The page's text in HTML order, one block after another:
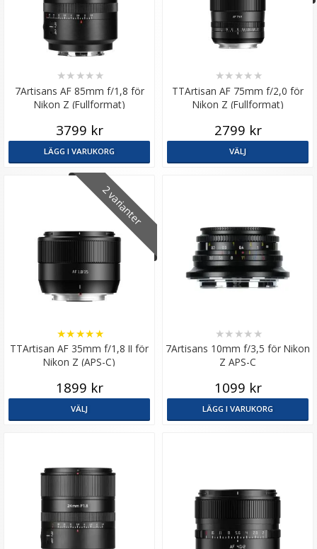
7Artisans AF 85mm f/1,8 för
Nikon Z (Fullformat)
★★ ★★ ★
3799 kr
LÄGG I VARUKORG
TTArtisan AF 75mm f/2,0 för
Nikon Z (Fullformat)
★★ ★★ ★
2799 kr
VÄLJ
2 varianter
TTArtisan AF 35mm f/1,8 II för
Nikon Z (APS-C)
★★★★★
1899 kr
VÄLJ
7Artisans 10mm f/3,5 för Nikon
Z APS-C
★★ ★★ ★
1099 kr
LÄGG I VARUKORG